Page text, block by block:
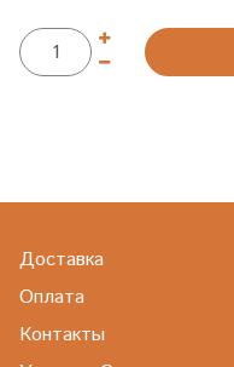
Доставка
Оплата
Контакты